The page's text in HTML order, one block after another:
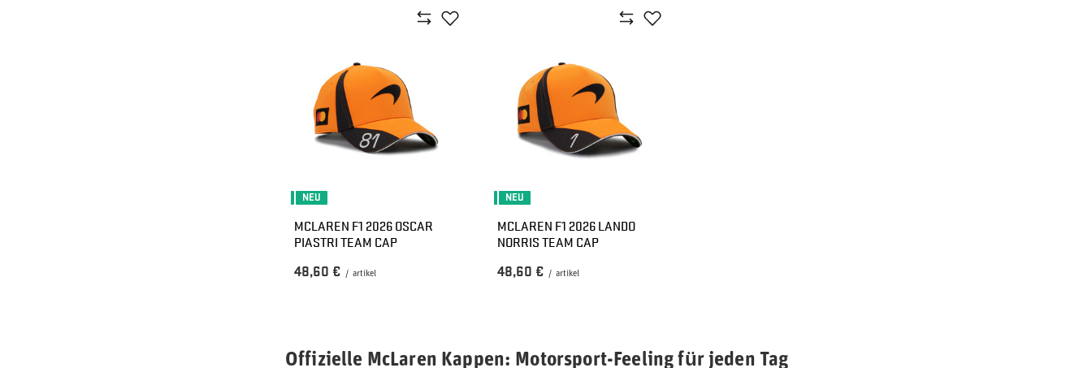
NEU
MCLAREN F1 2026 OSCAR
PIASTRI TEAM CAP
48,60 € / artikel
NEU
MCLAREN F1 2026 LANDO
NORRIS TEAM CAP
48,60 € / artikel
Offizielle McLaren Kappen: Motorsport-Feeling für jeden Tag